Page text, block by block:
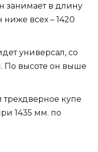
занимает в длину
всех – 1420
универсал, со
высоте он выше
купе
1435 мм. по